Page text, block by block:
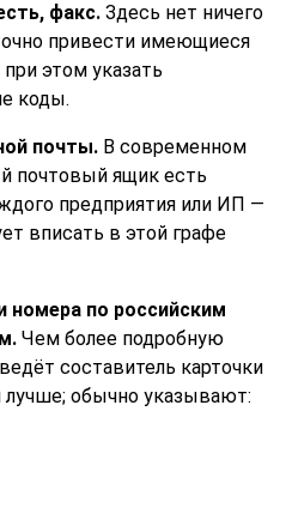
факс. Здесь нет ничего
привести имеющиеся
этом указать
коды.
почты. В современном
почтовый ящик есть
предприятия или ИП —
вписать в этой графе
номера по российским
Чем более подробную
составитель карточки
лучше; обычно указывают: